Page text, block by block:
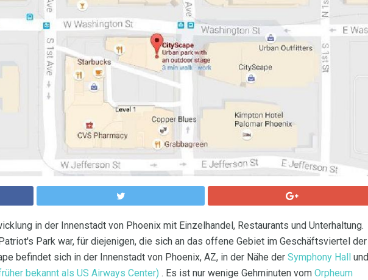
in der Innenstadt von Phoenix mit Einzelhandel, Restaurants und Unterhaltung.
Park war, für diejenigen, die sich an das offene Gebiet im Geschäftsviertel der
befindet sich in der Innenstadt von Phoenix, AZ, in der Nähe der Symphony Hall
und
bekannt als US Airways Center) . Es ist nur wenige Gehminuten vom Orpheum